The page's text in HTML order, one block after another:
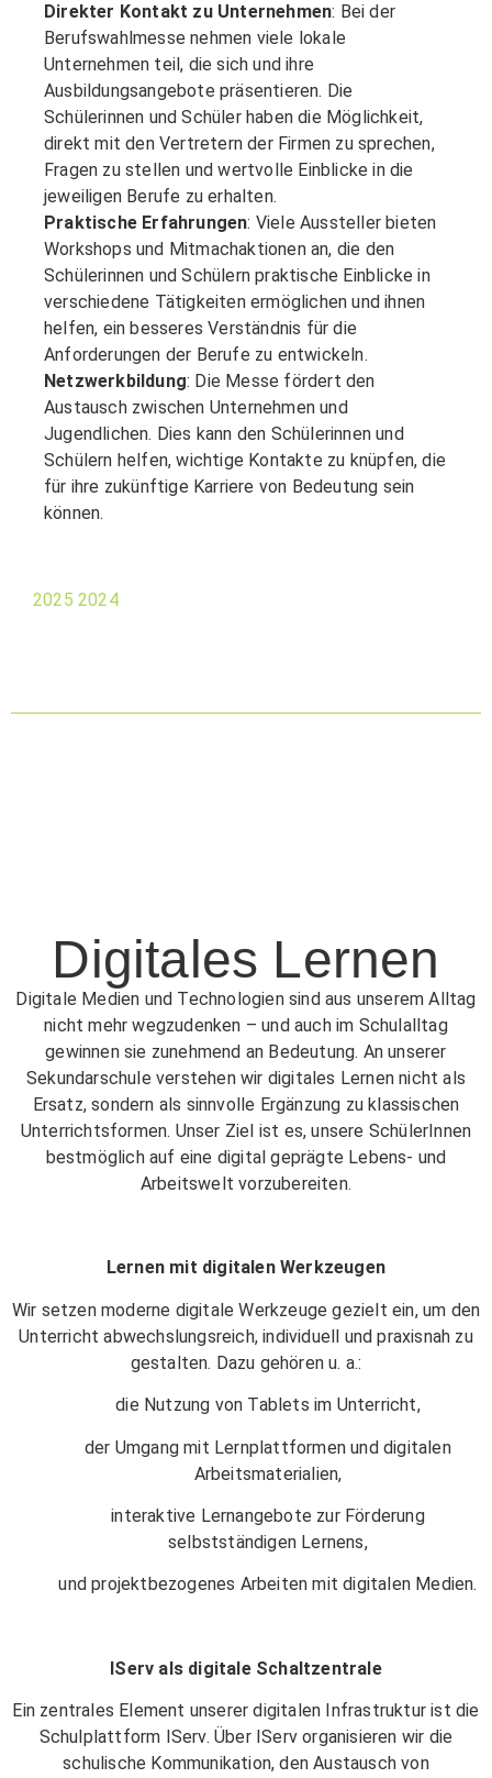
Direkter Kontakt zu Unternehmen: Bei der
Berufswahlmesse nehmen viele lokale
Unternehmen teil, die sich und ihre
Ausbildungsangebote präsentieren. Die
Schülerinnen und Schüler haben die Möglichkeit,
direkt mit den Vertretern der Firmen zu sprechen,
Fragen zu stellen und wertvolle Einblicke in die
jeweiligen Berufe zu erhalten.
Praktische Erfahrungen: Viele Aussteller bieten
Workshops und Mitmachaktionen an, die den
Schülerinnen und Schülern praktische Einblicke in
verschiedene Tätigkeiten ermöglichen und ihnen
helfen, ein besseres Verständnis für die
Anforderungen der Berufe zu entwickeln.
Netzwerkbildung: Die Messe fördert den
Austausch zwischen Unternehmen und
Jugendlichen. Dies kann den Schülerinnen und
Schülern helfen, wichtige Kontakte zu knüpfen, die
für ihre zukünftige Karriere von Bedeutung sein
können.
2025 2024
Digitales Lernen
Digitale Medien und Technologien sind aus unserem Alltag
nicht mehr wegzudenken – und auch im Schulalltag
gewinnen sie zunehmend an Bedeutung. An unserer
Sekundarschule verstehen wir digitales Lernen nicht als
Ersatz, sondern als sinnvolle Ergänzung zu klassischen
Unterrichtsformen. Unser Ziel ist es, unsere SchülerInnen
bestmöglich auf eine digital geprägte Lebens- und
Arbeitswelt vorzubereiten.
Lernen mit digitalen Werkzeugen
Wir setzen moderne digitale Werkzeuge gezielt ein, um den
Unterricht abwechslungsreich, individuell und praxisnah zu
gestalten. Dazu gehören u. a.:
die Nutzung von Tablets im Unterricht,
der Umgang mit Lernplattformen und digitalen
Arbeitsmaterialien,
interaktive Lernangebote zur Förderung
selbstständigen Lernens,
und projektbezogenes Arbeiten mit digitalen Medien.
IServ als digitale Schaltzentrale
Ein zentrales Element unserer digitalen Infrastruktur ist die
Schulplattform IServ. Über IServ organisieren wir die
schulische Kommunikation, den Austausch von